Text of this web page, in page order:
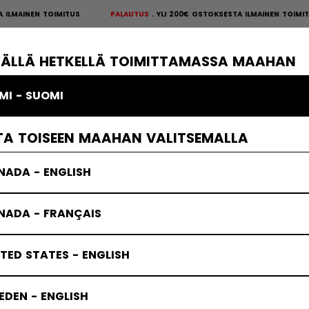
HETKELLÄ TOIMITTAMASSA MAAHAN
- SUOMI
TOISEEN MAAHAN VALITSEMALLA
- ENGLISH
- FRANÇAIS
STATES - ENGLISH
- ENGLISH
TOIMITUSPALAUTUS YLI 200€ OSTOKSESTA ILMAINEN
MAALIVAHTI VAATTEET
- suojat